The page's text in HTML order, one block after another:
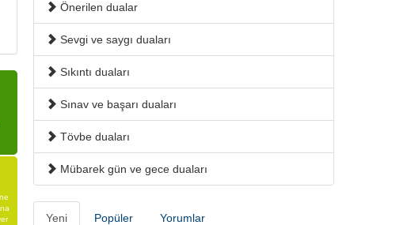
Önerilen dualar
Sevgi ve saygı duaları
Sıkıntı duaları
Sınav ve başarı duaları
Tövbe duaları
Mübarek gün ve gece duaları
Yeni Popüler Yorumlar